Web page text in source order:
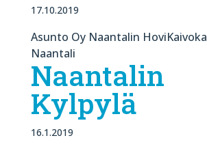
17.10.2019
Asunto Oy Naantalin
Naantali
Naantalin
Kylpylä
16.1.2019